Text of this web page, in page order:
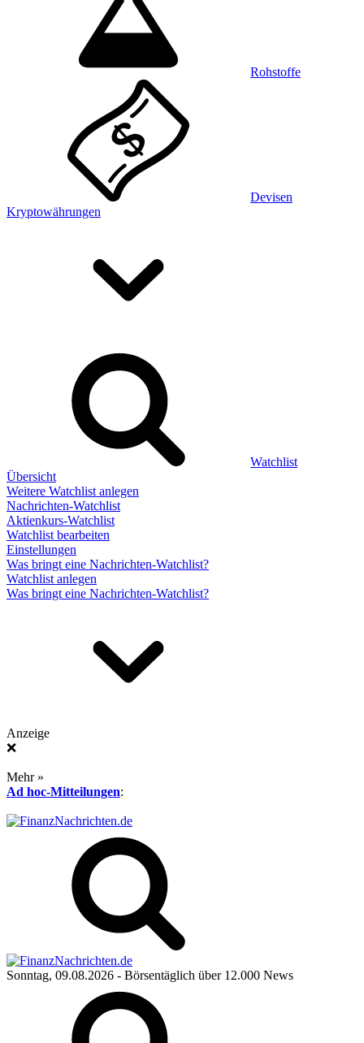
Rohstoffe
Devisen
Kryptowährungen
Watchlist
Übersicht
Weitere Watchlist anlegen
Nachrichten-Watchlist
Aktienkurs-Watchlist
Watchlist bearbeiten
Einstellungen
Was bringt eine Nachrichten-Watchlist?
Watchlist anlegen
Was bringt eine Nachrichten-Watchlist?
Anzeige
❌
Mehr »
Ad hoc-Mitteilungen:
Sonntag, 09.08.2026 - Börsentäglich über 12.000 News